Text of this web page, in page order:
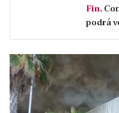
Fin.
podrá